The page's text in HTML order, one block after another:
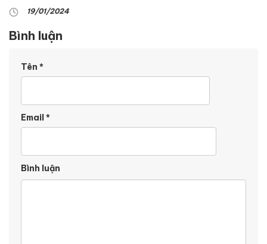
19/01/2024
Bình luận
Tên *
Email*
Bình luận